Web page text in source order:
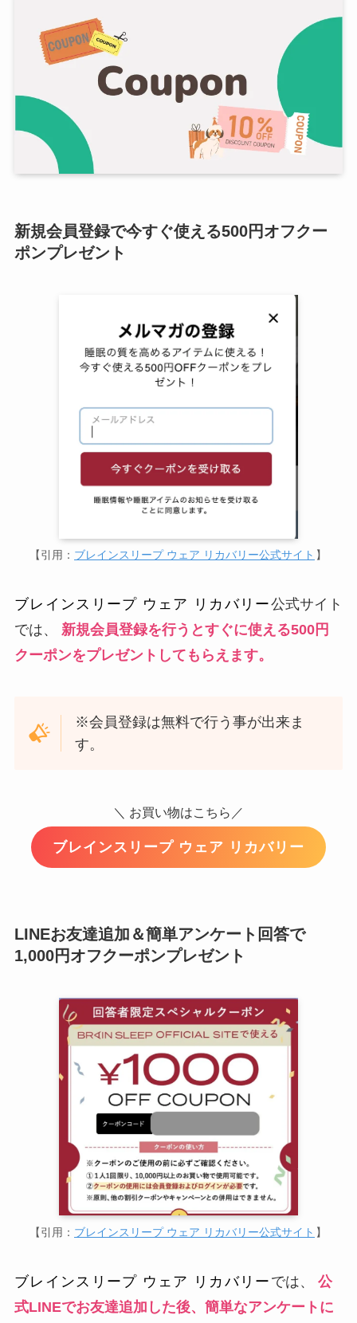
新規会員登録で今すぐ使える500円オフクー
ポンプレゼント
【引用： ブレインスリープ ウェア リカバリー公式サイト 】
ブレインスリープ ウェア リカバリー公式サイト
では、 新規会員登録を行うとすぐに使える500円
クーポンをプレゼントしてもらえます。
※会員登録は無料で行う事が出来ま
す。
＼ お買い物はこちら／
ブレインスリープ ウェア リカバリー
LINEお友達追加＆簡単アンケート回答で
1,000円オフクーポンプレゼント
【引用： ブレインスリープ ウェア リカバリー公式サイト 】
ブレインスリープ ウェア リカバリー では、 公
式LINEでお友達追加した後、簡単なアンケートに